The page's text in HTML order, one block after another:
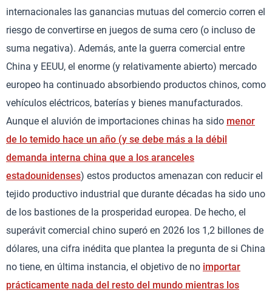
internacionales las ganancias mutuas del comercio corren el
riesgo de convertirse en juegos de suma cero (o incluso de
suma negativa). Además, ante la guerra comercial entre
China y EEUU, el enorme (y relativamente abierto) mercado
europeo ha continuado absorbiendo productos chinos, como
vehículos eléctricos, baterías y bienes manufacturados.
Aunque el aluvión de importaciones chinas ha sido menor
de lo temido hace un año (y se debe más a la débil
demanda interna china que a los aranceles
estadounidenses) estos productos amenazan con reducir el
tejido productivo industrial que durante décadas ha sido uno
de los bastiones de la prosperidad europea. De hecho, el
superávit comercial chino superó en 2026 los 1,2 billones de
dólares, una cifra inédita que plantea la pregunta de si China
no tiene, en última instancia, el objetivo de no importar
prácticamente nada del resto del mundo mientras los